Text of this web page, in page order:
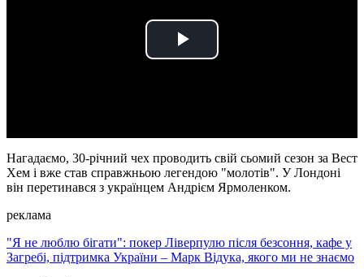
Play
Нагадаємо, 30-річний чех проводить свій сьомий сезон за Вест
Хем і вже став справжньою легендою "молотів". У Лондоні
він перетинався з українцем Андрієм Ярмоленком.
реклама
"Я не люблю бігати": покер Ліверпулю після безсоння, кафе у
Загребі, підтримка України – Марк Відука, якого ми не знаємо